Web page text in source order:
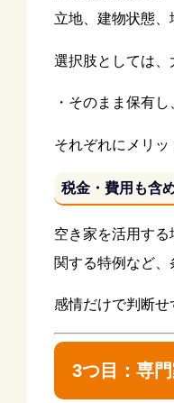
立地、建物状態
選択肢としては、
・そのまま保有
それぞれにメリッ
税金・費用も含
空き家を活用す
関する特例など、
感情だけで判断せ
3つ目：専